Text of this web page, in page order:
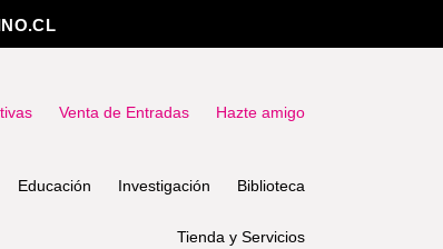
Venta de Entradas Hazte amigo
Educación Investigación Biblioteca
Tienda y Servicios